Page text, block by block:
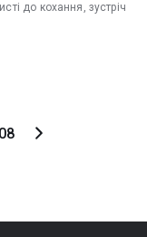
до кохання, зустріч